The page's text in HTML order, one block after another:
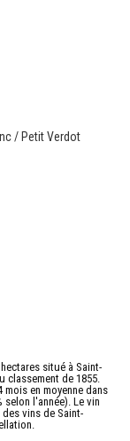
/ Petit Verdot
situé à Saint-
classement de 1855.
en moyenne dans
selon l'année). Le vin
vins de Saint-